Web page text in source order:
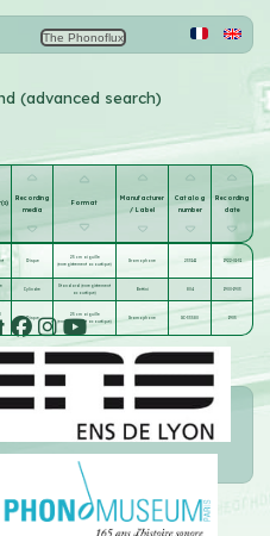
The Phonoflux
(advanced search)
Recording
media
Format
Manufacturer
/ Label
Catalog
number
Recording
date
Disque
25 cm aiguille
(enregistrement acoustique)
Gramophone 233141 1922-01-31
Cylindre
Standard (enregistrement
acoustique)
Bettini 804 1900-1903
Disque
25 cm aiguille
(enregistrement acoustique)
Gramophone GC-33580 1905